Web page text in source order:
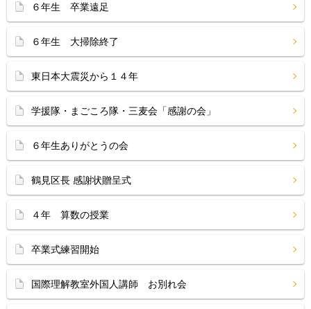
６年生 卒業遠足
６年生 大掃除終了
東日本大震災から１４年
学援隊・まごころ隊・三麦会「感謝の会」
６年生ありがとうの会
鶴見区長 感謝状贈呈式
４年 算数の授業
卒業式練習開始
国際理解教室外国人講師 お別れ会